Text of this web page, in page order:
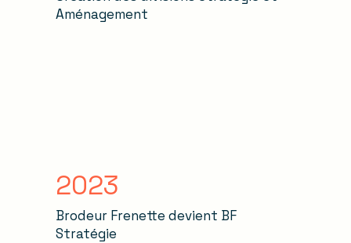
Aménagement
2023
Brodeur Frenette devient BF
Stratégie